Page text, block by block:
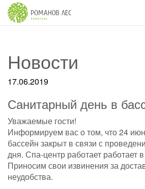
Новости
17.06.2019
Санитарный день в
Уважаемые гости!
Информируем вас о том, что 24
бассейн закрыт в связи с
дня. Спа-центр работает работает
Приносим свои извинения за
неудобства.